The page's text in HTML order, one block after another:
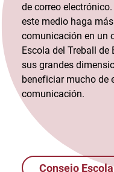
de correo
este medio haga
comunicación en un
Escola del Treball de
sus grandes
beneficiar mucho de
comunicación.
Consejo